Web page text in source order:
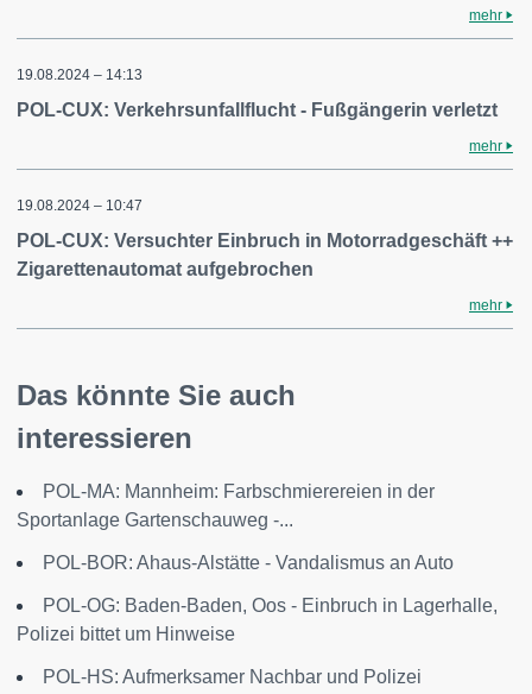
mehr
19.08.2024 – 14:13
POL-CUX: Verkehrsunfallflucht - Fußgängerin verletzt
mehr
19.08.2024 – 10:47
POL-CUX: Versuchter Einbruch in Motorradgeschäft ++
Zigarettenautomat aufgebrochen
mehr
Das könnte Sie auch
interessieren
POL-MA: Mannheim: Farbschmierereien in der
Sportanlage Gartenschauweg -...
POL-BOR: Ahaus-Alstätte - Vandalismus an Auto
POL-OG: Baden-Baden, Oos - Einbruch in Lagerhalle,
Polizei bittet um Hinweise
POL-HS: Aufmerksamer Nachbar und Polizei